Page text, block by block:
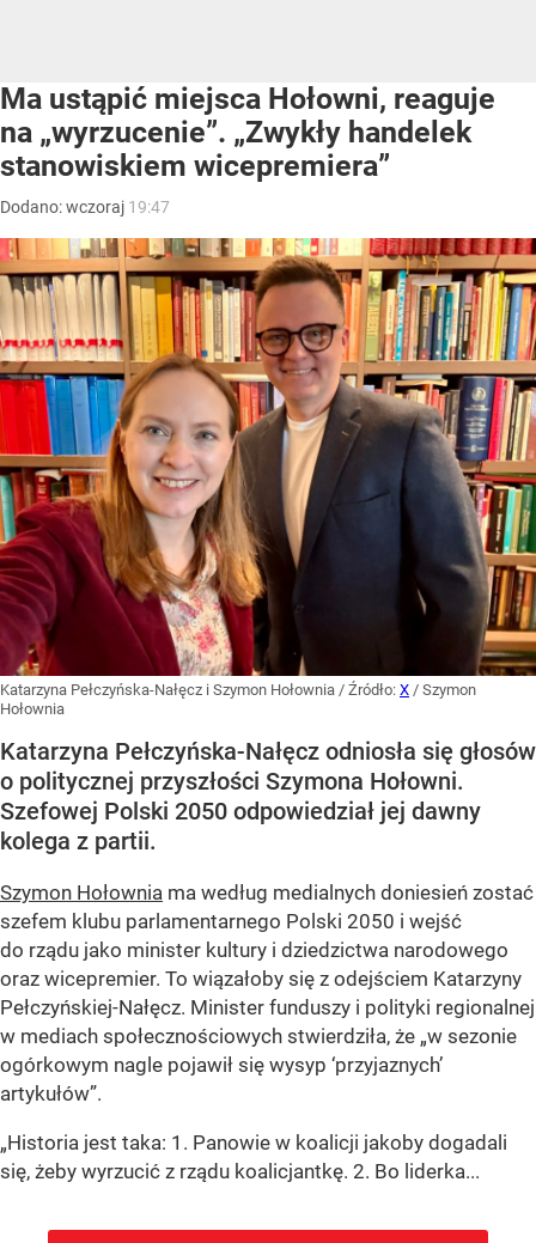
Ma ustąpić miejsca Hołowni, reaguje
na „wyrzucenie”. „Zwykły handelek
stanowiskiem wicepremiera”
Dodano:wczoraj 19:47
Katarzyna Pełczyńska-Nałęcz i Szymon Hołownia / Źródło: X / Szymon
Hołownia
Katarzyna Pełczyńska-Nałęcz odniosła się głosów
o politycznej przyszłości Szymona Hołowni.
Szefowej Polski 2050 odpowiedział jej dawny
kolega z partii.
Szymon Hołownia ma według medialnych doniesień zostać
szefem klubu parlamentarnego Polski 2050 i wejść
do rządu jako minister kultury i dziedzictwa narodowego
oraz wicepremier. To wiązałoby się z odejściem Katarzyny
Pełczyńskiej-Nałęcz. Minister funduszy i polityki regionalnej
w mediach społecznościowych stwierdziła, że „w sezonie
ogórkowym nagle pojawił się wysyp ‘przyjaznych’
artykułów”.
„Historia jest taka: 1. Panowie w koalicji jakoby dogadali
się, żeby wyrzucić z rządu koalicjantkę. 2. Bo liderka...